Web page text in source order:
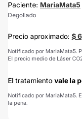
Paciente: MariaMata5
Degollado
Precio aproximado: $
Notificado por MariaMata5.
El precio medio de Láser
El tratamiento vale la
Notificado por MariaMata5.
la pena.